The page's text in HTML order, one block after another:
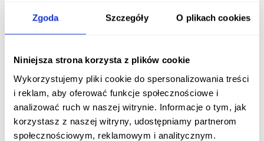
Zgoda Szczegóły O plikach cookies
Niniejsza strona korzysta z plików cookie
Wykorzystujemy pliki cookie do spersonalizowania treści
i reklam, aby oferować funkcje społecznościowe i
analizować ruch w naszej witrynie. Informacje o tym, jak
korzystasz z naszej witryny, udostępniamy partnerom
społecznościowym, reklamowym i analitycznym.
u kobiet - mogą wystąpić zaburzenia płodności
u pacjentów, u których kwas acetylosalicylowy lub
inne leki niesteroidowe leki przeciwzapalne wywołały
objawy alergii.
Interakcje
Salicylamid